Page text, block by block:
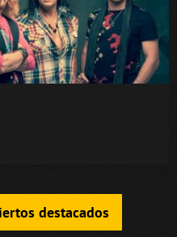
destacados